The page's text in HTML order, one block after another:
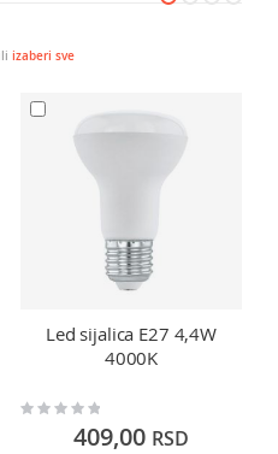
izaberi sve
Led sijalica E27 4,4W
4000K
Rating:
409,00 RSD